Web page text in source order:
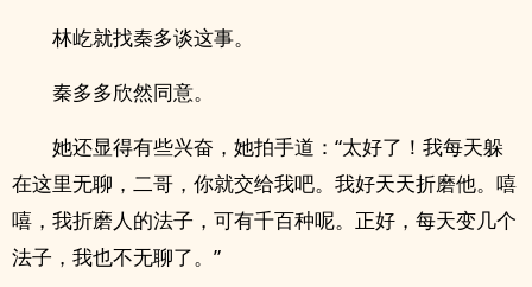
林屹就找秦多谈这事。
秦多多欣然同意。
她还显得有些兴奋，她拍手道：“太好了！我每天躲
在这里无聊，二哥，你就交给我吧。我好天天折磨他。嘻
嘻，我折磨人的法子，可有千百种呢。正好，每天变几个
法子，我也不无聊了。”